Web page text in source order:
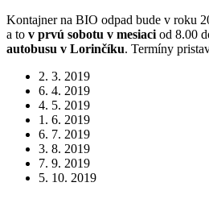
Kontajner na BIO odpad bude v roku
a to v prvú sobotu v mesiaci od 8.00
autobusu v Lorinčíku. Termíny
2. 3. 2019
6. 4. 2019
4. 5. 2019
1. 6. 2019
6. 7. 2019
3. 8. 2019
7. 9. 2019
5. 10. 2019